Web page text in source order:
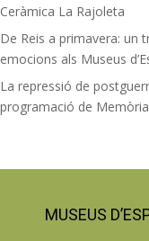
Ceràmica La Rajoleta
De Reis a primavera: un
emocions als Museus
La repressió de
programació de
MUSEUS